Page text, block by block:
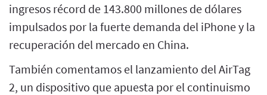
ingresos récord de 143.800 millones de dólares
impulsados por la fuerte demanda del iPhone y la
recuperación del mercado en China.
También comentamos el lanzamiento del AirTag
2, un dispositivo que apuesta por el continuismo